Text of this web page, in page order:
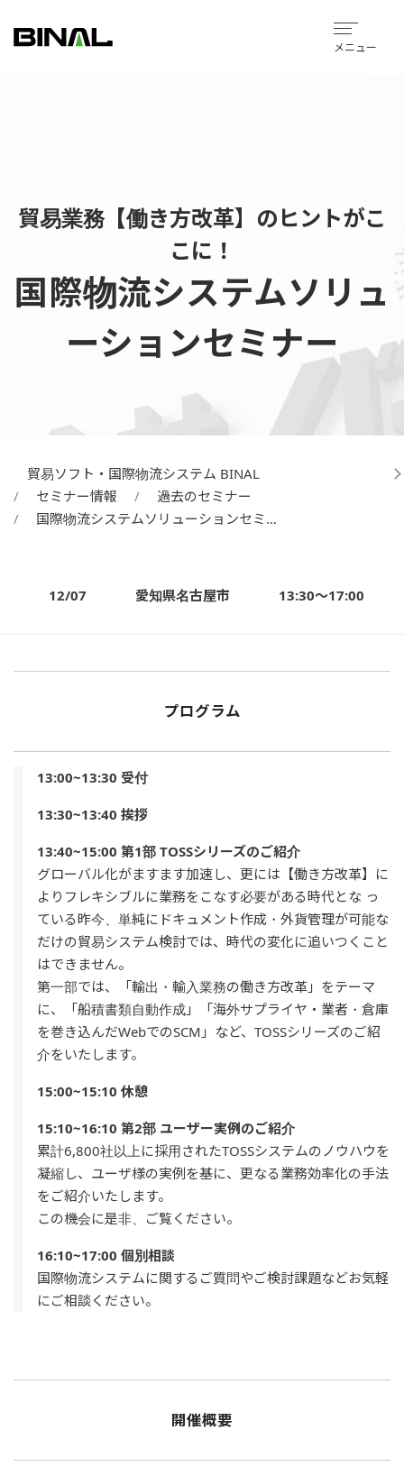
メニュー
貿易業務【働き方改革】のヒントがこ
こに！
国際物流システムソリュ
ーションセミナー
貿易ソフト・国際物流システム BINAL
セミナー情報
過去のセミナー
国際物流システムソリューションセミ…
12/07 愛知県名古屋市 13:30～17:00
プログラム
13:00~13:30 受付
13:30~13:40 挨拶
13:40~15:00 第1部 TOSSシリーズのご紹介
グローバル化がますます加速し、更には【働き方改革】に
よりフレキシブルに業務をこなす必要がある時代とな っ
ている昨今、単純にドキュメント作成・外貨管理が可能な
だけの貿易システム検討では、時代の変化に追いつくこと
はできません。
第一部では、「輸出・輸入業務の働き方改革」をテーマ
に、「船積書類自動作成」「海外サプライヤ・業者・倉庫
を巻き込んだWebでのSCM」など、TOSSシリーズのご紹
介をいたします。
15:00~15:10 休憩
15:10~16:10 第2部 ユーザー実例のご紹介
累計6,800社以上に採用されたTOSSシステムのノウハウを
凝縮し、ユーザ様の実例を基に、更なる業務効率化の手法
をご紹介いたします。
この機会に是非、ご覧ください。
16:10~17:00 個別相談
国際物流システムに関するご質問やご検討課題などお気軽
にご相談ください。
開催概要